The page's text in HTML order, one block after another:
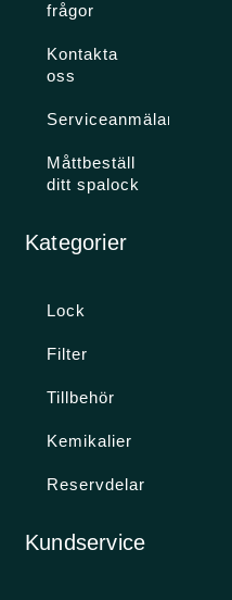
frågor
Kontakta
oss
Serviceanmälan
Måttbeställ
ditt spalock
Kategorier
Lock
Filter
Tillbehör
Kemikalier
Reservdelar
Kundservice